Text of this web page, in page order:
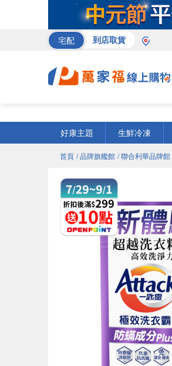
宅配 到店取貨
好康主題
生鮮冷凍
首頁 / 品牌旗艦館 / 聯合利華品牌館